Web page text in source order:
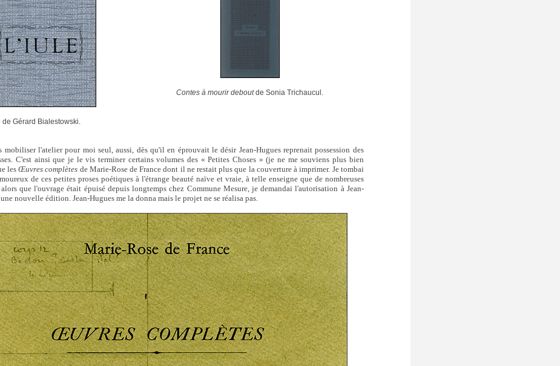
de Gérard Bialestowski.
Contes à mourir deboutde Sonia Trichaucul.
mobiliser l'atelier pour moi seul, aussi, dès qu'il en éprouvait le désir Jean-Hugues reprenait possession des
C'est ainsi que je le vis terminer certains volumes des « Petites Choses » (je ne me souviens plus bien
lesŒuvres complètes de Marie-Rose de France dont il ne restait plus que la couverture à imprimer. Je tombai
de ces petites proses poétiques à l'étrange beauté naïve et vraie, à telle enseigne que de nombreuses
que l'ouvrage était épuisé depuis longtemps chez Commune Mesure, je demandai l'autorisation à Jean-
nouvelle édition. Jean-Hugues me la donna mais le projet ne se réalisa pas.